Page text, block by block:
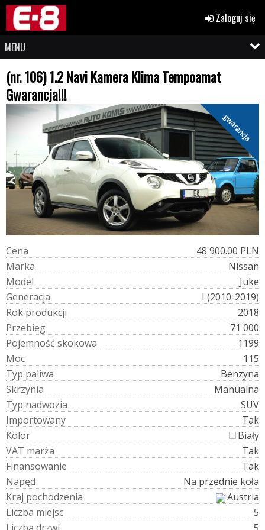
Zaloguj się
MENU
(nr. 106) 1.2 Navi Kamera Klima Tempoamat
Gwarancja!!!
gwarancja
Cena
48 900.00 PLN
Marka
Nissan
Model
Juke
Generacja
I (2010-2019)
Rok produkcji
2018
Przebieg
71 000
Pojemność skokowa
1199
Moc
115
Typ paliwa
Benzyna
Skrzynia
Manualna
Typ nadwozia
SUV
Importowany
Tak
Kolor
Biały
VAT marża
Tak
Finansowanie
Tak
Napęd
Na przednie koła
Kraj pochodzenia
Austria
Liczba miejsc
5